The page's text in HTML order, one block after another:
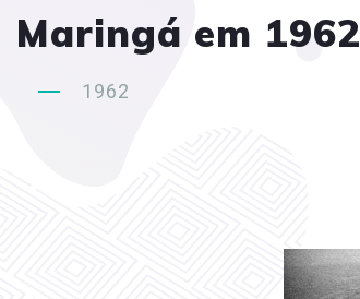
Maringá em 1962
1962